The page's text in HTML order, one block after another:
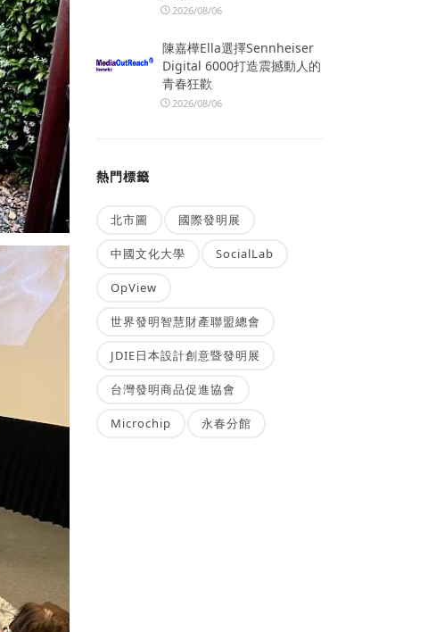
2026/08/06
陳嘉樺Ella選擇Sennheiser
Digital 6000打造震撼動人的
青春狂歡
2026/08/06
熱門標籤
北市圖 國際發明展
中國文化大學 SocialLab
OpView
世界發明智慧財產聯盟總會
JDIE日本設計創意暨發明展
台灣發明商品促進協會
Microchip 永春分館